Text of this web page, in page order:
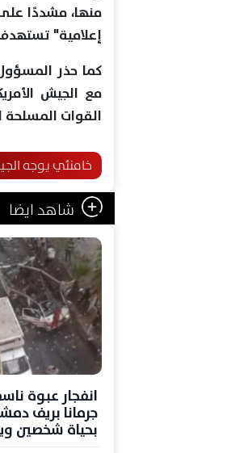
منها، مشددًا
إعلامية"
كما حذر
مع الجيش
القوات المسلحة
خامنئي يوجه
شاهد ايضا
انفجار عبوة
جرمانا بريف